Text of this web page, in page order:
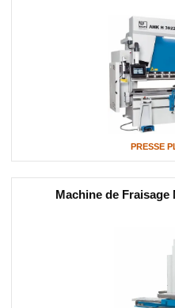
PRESSE
Machine de Fraisage